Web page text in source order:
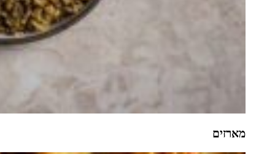
מארזים